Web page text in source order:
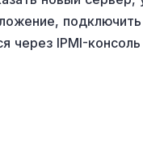
подключить
через IPMI-